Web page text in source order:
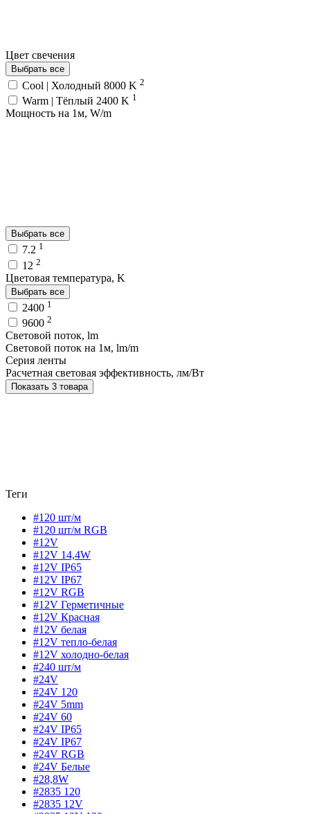
Цвет свечения
Выбрать все
Cool | Холодный 8000 K 2
Warm | Тёплый 2400 K 1
Мощность на 1м, W/m
Выбрать все
7.2 1
12 2
Цветовая температура, K
Выбрать все
2400 1
9600 2
Световой поток, lm
Световой поток на 1м, lm/m
Серия ленты
Расчетная световая эффективность, лм/Вт
Показать 3 товара
Теги
#120 шт/м
#120 шт/м RGB
#12V
#12V 14,4W
#12V IP65
#12V IP67
#12V RGB
#12V Герметичные
#12V Красная
#12V белая
#12V тепло-белая
#12V холодно-белая
#240 шт/м
#24V
#24V 120
#24V 5mm
#24V 60
#24V IP65
#24V IP67
#24V RGB
#24V Белые
#28,8W
#2835 120
#2835 12V